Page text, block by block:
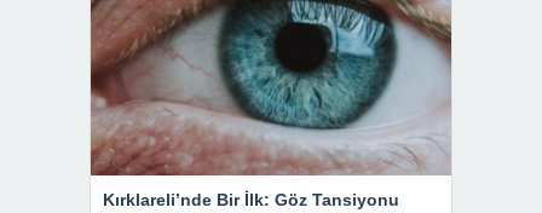
Kırklareli’nde Bir İlk: Göz Tansiyonu